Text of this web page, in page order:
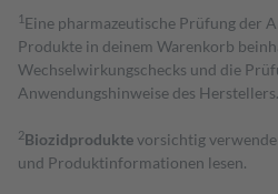
1 Eine pharmazeutische Prüfung der
Produkte in deinem Warenkorb
Wechselwirkungschecks und die
Anwendungshinweise des Herstellers.
2Biozidproduktevorsichtig
und Produktinformationen lesen.